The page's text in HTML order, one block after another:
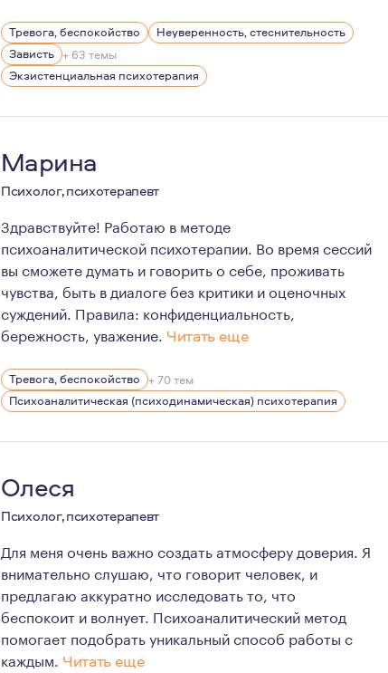
Как человек с высокой витальностью, стараюсь
С трепетом и любовью отношусь к Природе: люблю
Достаточно большой период времени посвятила
Тревога, беспокойство
Неуверенность, стеснительность
Зависть + 63 темы
Экзистенциальная психотерапия
Марина
Психолог, психотерапевт
Здравствуйте! Работаю в методе
психоаналитической психотерапии. Во время сессий
вы сможете думать и говорить о себе, проживать
чувства, быть в диалоге без критики и оценочных
суждений. Правила: конфиденциальность,
бережность, уважение. Читать еще
Работаю психологом с 2005г. Глубоко изучать
Регулярно прохожу обучение, посещаю еженедельные
Возможность быть услышанным и говорить, что
Тревога, беспокойство + 70 тем
Психоаналитическая (психодинамическая) психотерапия
Олеся
Психолог, психотерапевт
Для меня очень важно создать атмосферу доверия. Я
внимательно слушаю, что говорит человек, и
предлагаю аккуратно исследовать то, что
беспокоит и волнует. Психоаналитический метод
помогает подобрать уникальный способ работы с
каждым. Читать еще